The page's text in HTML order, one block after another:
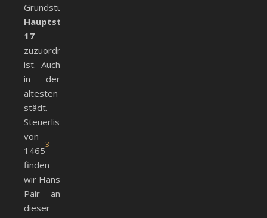
Grundstück
Hauptstr.
17
zuzuordnen
ist. Auch
in der
ältesten
städt.
Steuerliste
von
1465
3
finden
wir Hans
Pair an
dieser